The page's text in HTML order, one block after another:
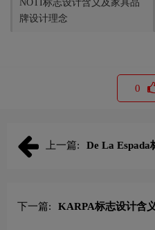
NOTI标志设计含义及家具品
牌设计理念
0
上一篇:
De La Espada
下一篇:
KARPA标志设计含